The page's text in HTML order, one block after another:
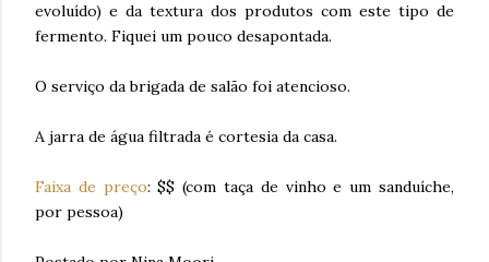
evoluído) e da textura dos produtos com este tipo de
fermento. Fiquei um pouco desapontada.
O serviço da brigada de salão foi atencioso.
A jarra de água filtrada é cortesia da casa.
Faixa de preço: $$ (com taça de vinho e um sanduíche,
por pessoa)